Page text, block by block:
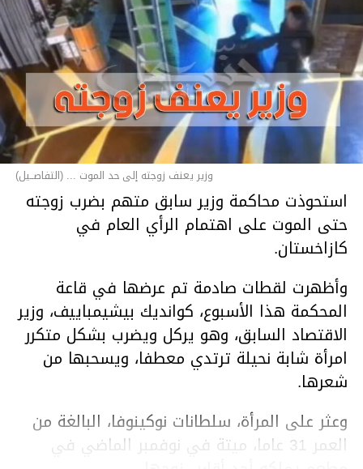
وزير يعنف زوجته إلى حد الموت ... (التفاصــيل)
استحوذت محاكمة وزير سابق متهم بضرب زوجته
حتى الموت على اهتمام الرأي العام في
كازاخستان.
وأظهرت لقطات صادمة تم عرضها في قاعة
المحكمة هذا الأسبوع، كوانديك بيشيمباييف، وزير
الاقتصاد السابق، وهو يركل ويضرب بشكل متكرر
امرأة شابة نحيلة ترتدي معطفا، ويسحبها من
شعرها.
وعثر على المرأة، سلطانات نوكينوفا، البالغة من
العمر 31 عاما، ميتة في نوفمبر الماضي في